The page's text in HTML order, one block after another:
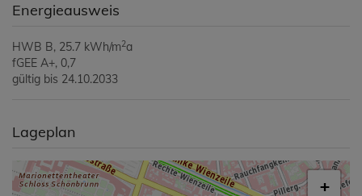
Energieausweis
HWB B, 25.7 kWh/m2a
fGEE A+, 0,7
gültig bis 24.10.2033
Lageplan
+